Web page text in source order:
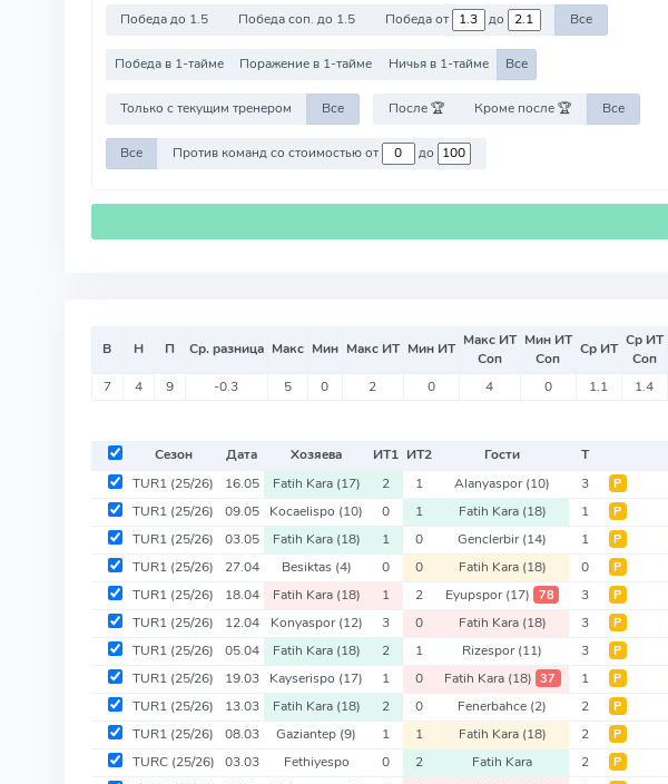
Победа до 1.5 Победа соп. до 1.5 Победа от до Все
Победа в 1-тайме Поражение в 1-тайме Ничья в 1-тайме Все
Только с текущим тренером Все После 🏆 Кроме после 🏆 Все
Все Против команд со стоимостью от до
В Н П Ср. разница Макс Мин Макс ИТ Мин ИТ Макс ИТ
Соп
Мин ИТ
Соп
Ср ИТ Ср ИТ
Соп
7 4 9 -0.3 5 0 2 0 4 0 1.1 1.4
Сезон Дата Хозяева ИТ1 ИТ2 Гости Т
TUR1 (25/26) 16.05 Fatih Kara (17) 2 1 Alanyaspor(10) 3 Р
TUR1 (25/26) 09.05 Kocaelispo (10) 0 1 Fatih Kara (18) 1 Р
TUR1 (25/26) 03.05 Fatih Kara (18) 1 0 Genclerbir(14) 1 Р
TUR1 (25/26) 27.04 Besiktas (4) 0 0 Fatih Kara (18) 0 Р
TUR1 (25/26) 18.04 Fatih Kara (18) 1 2 Eyupspor(17) 78 3 Р
TUR1 (25/26) 12.04 Konyaspor(12) 3 0 Fatih Kara (18) 3 Р
TUR1 (25/26) 05.04 Fatih Kara (18) 2 1 Rizespor(11) 3 Р
TUR1 (25/26) 19.03 Kayserispo (17) 1 0 Fatih Kara (18) 37 1 Р
TUR1 (25/26) 13.03 Fatih Kara (18) 2 0 Fenerbahce (2) 2 Р
TUR1 (25/26) 08.03 Gaziantep (9) 1 1 Fatih Kara (18) 2 Р
TURC (25/26) 03.03 Fethiyespo 0 2 Fatih Kara 2 Р